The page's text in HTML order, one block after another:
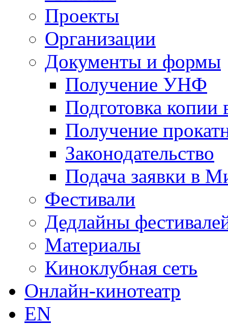
Проекты
Организации
Документы и формы
Получение УНФ
Подготовка копии
Получение
Законодательство
Подача заявки в
Фестивали
Дедлайны
Материалы
Киноклубная сеть
Онлайн-кинотеатр
EN